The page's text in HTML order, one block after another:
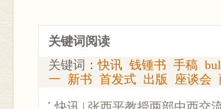
关键词阅读
关键词：快讯 钱锺书 手稿
一 新书 首发式 出版 座谈会